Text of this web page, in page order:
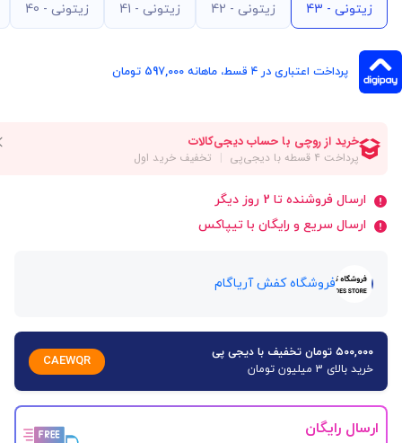
زیتونی - 43 زیتونی - 42 زیتونی - 41 زیتونی - 40
پرداخت اعتباری در ۴ قسط، ماهانه 597,000 تومان
ارسال فروشنده تا 2 روز دیگر
ارسال سریع و رایگان با تیپاکس
فروشگاه کفش آریاگام
۵۰۰,۰۰۰ تومان تخفیف با دیجی پی
خرید بالای 3 میلیون تومان
CAEWQR
ارسال رایگان